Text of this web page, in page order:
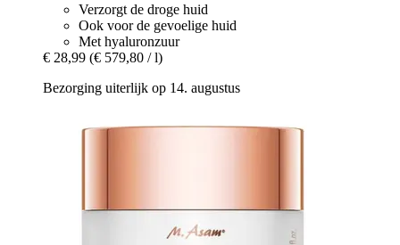
Verzorgt de droge huid
Ook voor de gevoelige huid
Met hyaluronzuur
€ 28,99 (€ 579,80 / l)
Bezorging uiterlijk op 14. augustus